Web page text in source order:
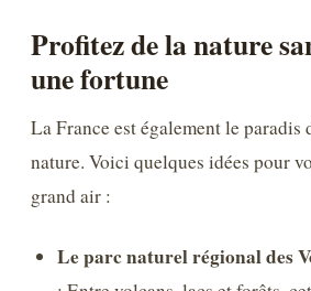
Profitez de la nature
une fortune
La France est également le paradis
nature. Voici quelques idées pour
grand air :
Le parc naturel régional des